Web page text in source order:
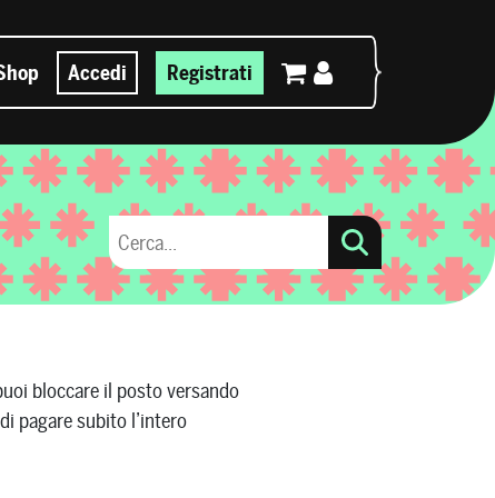
Accedi Registrati
bloccare il posto versando
pagare subito l’intero